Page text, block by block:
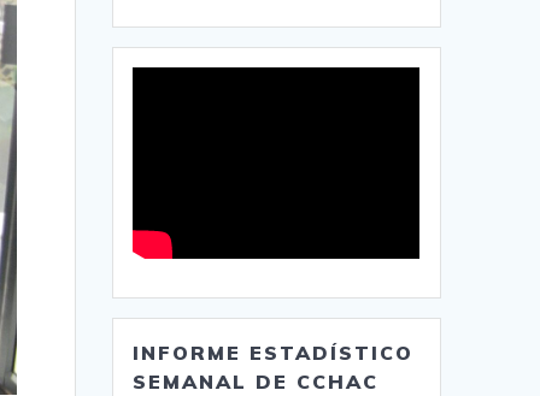
INFORME ESTADÍSTICO
SEMANAL DE CCHAC